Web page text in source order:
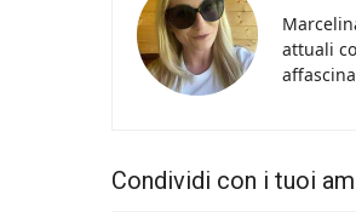
attuali
Condividi con i tuoi